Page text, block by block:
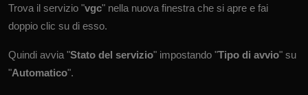
Trova il servizio "vgc" nella nuova finestra che si apre e fai
doppio clic su di esso.
Quindi avvia "Stato del servizio" impostando "Tipo di avvio" su
"Automatico".